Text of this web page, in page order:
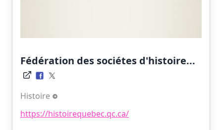
Fédération des sociétes d'histoire...
Histoire
https://histoirequebec.qc.ca/